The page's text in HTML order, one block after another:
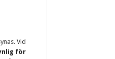
Vid
för